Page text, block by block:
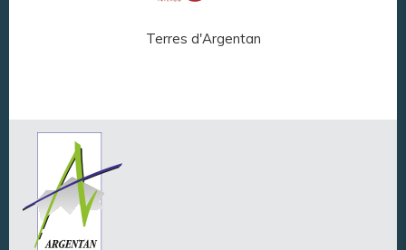
Terres d'Argentan